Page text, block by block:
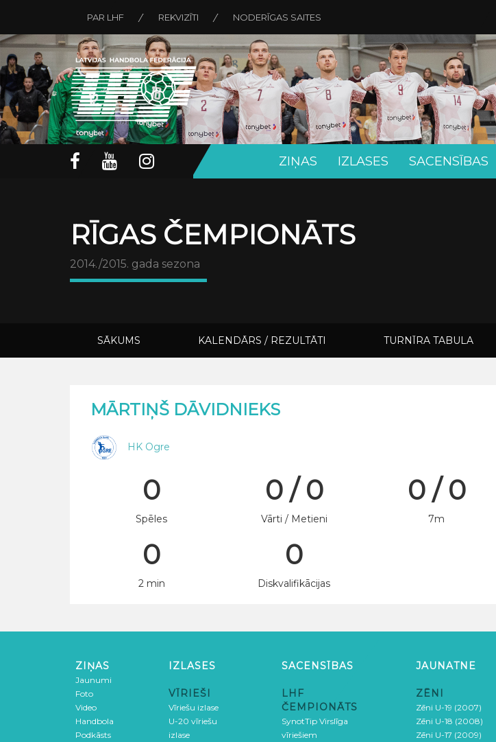
PAR LHF REKVIZĪTI NODERĪGAS SAITES
ZIŅAS IZLASES SACENSĪBAS
RĪGAS ČEMPIONĀTS
2014./2015. gada sezona
SĀKUMS KALENDĀRS / REZULTĀTI TURNĪRA TABULA
MĀRTIŅŠ DĀVIDNIEKS
HK Ogre
0
Spēles
0 / 0
Vārti / Metieni
0 / 0
7m
0
2 min
0
Diskvalifikācijas
ZIŅAS
Jaunumi
Foto
Video
Handbola
Podkāsts
IZLASES
VĪRIEŠI
Vīriešu izlase
U-20 vīriešu
izlase
SACENSĪBAS
LHF
ČEMPIONĀTS
SynotTip Virslīga
vīriešiem
JAUNATNE
ZĒNI
Zēni U-19 (2007)
Zēni U-18 (2008)
Zēni U-17 (2009)